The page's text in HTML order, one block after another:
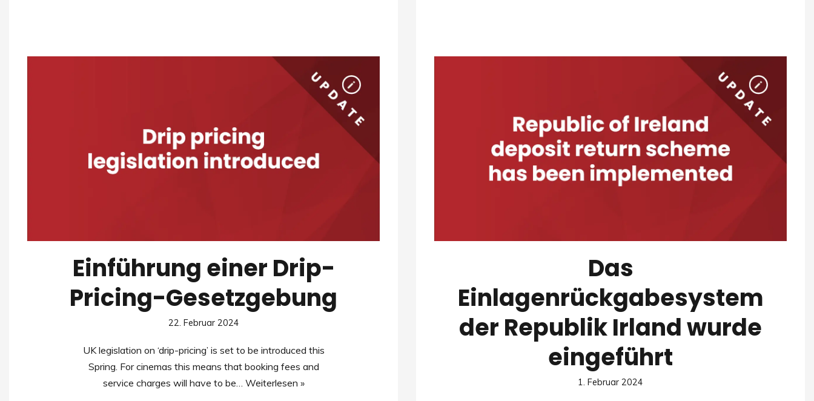
Einführung einer Drip-
Pricing-Gesetzgebung
22. Februar 2024
UK legislation on ‘drip-pricing’ is set to be introduced this
Spring. For cinemas this means that booking fees and
service charges will have to be… Weiterlesen »
Das
Einlagenrückgabesystem
der Republik Irland wurde
eingeführt
1. Februar 2024